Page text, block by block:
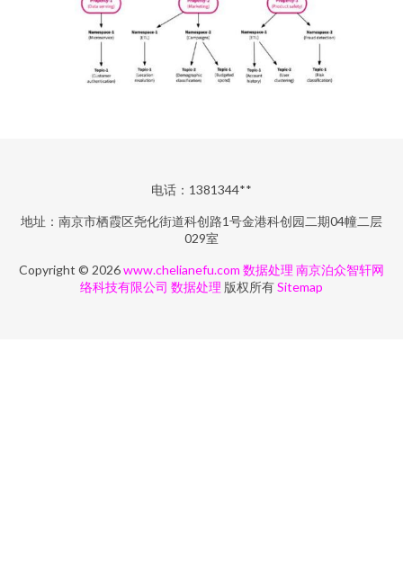
电话：1381344**
地址：南京市栖霞区尧化街道科创路1号金港科创园二期04幢二层
029室
Copyright © 2026www.chelianefu.com 数据处理 南京泊众智轩网
络科技有限公司 数据处理 版权所有Sitemap